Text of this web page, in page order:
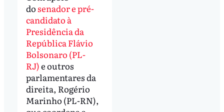
do senador e pré-
candidato à
Presidência da
República Flávio
Bolsonaro (PL-
RJ)e outros
parlamentares da
direita, Rogério
Marinho (PL-RN),